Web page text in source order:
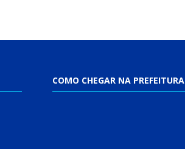
COMO CHEGAR NA PREFEITURA